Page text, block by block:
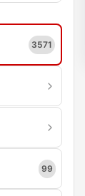
3571
99